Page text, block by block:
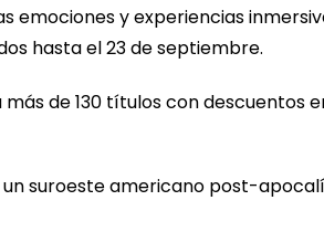
emociones y experiencias
hasta el 23 de septiembre.
de 130 títulos con descuentos
un suroeste americano post-